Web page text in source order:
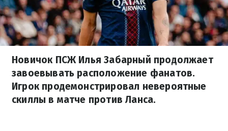
Новичок ПСЖ Илья Забарный продолжает
завоевывать расположение фанатов.
Игрок продемонстрировал невероятные
скиллы в матче против Ланса.